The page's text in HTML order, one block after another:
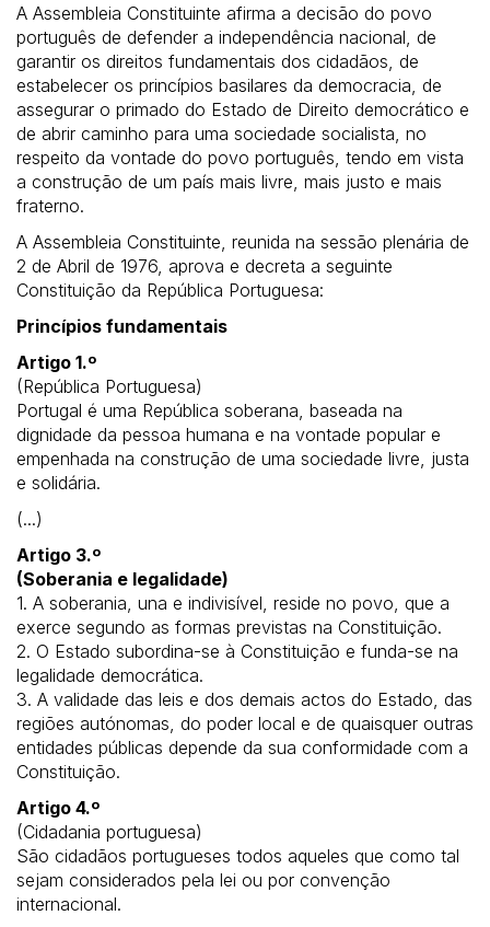
A Assembleia Constituinte afirma a decisão do povo
português de defender a independência nacional, de
garantir os direitos fundamentais dos cidadãos, de
estabelecer os princípios basilares da democracia, de
assegurar o primado do Estado de Direito democrático e
de abrir caminho para uma sociedade socialista, no
respeito da vontade do povo português, tendo em vista
a construção de um país mais livre, mais justo e mais
fraterno.
A Assembleia Constituinte, reunida na sessão plenária de
2 de Abril de 1976, aprova e decreta a seguinte
Constituição da República Portuguesa:
Princípios fundamentais
Artigo 1.º
(República Portuguesa)
Portugal é uma República soberana, baseada na
dignidade da pessoa humana e na vontade popular e
empenhada na construção de uma sociedade livre, justa
e solidária.
(...)
Artigo 3.º
(Soberania e legalidade)
1. A soberania, una e indivisível, reside no povo, que a
exerce segundo as formas previstas na Constituição.
2. O Estado subordina-se à Constituição e funda-se na
legalidade democrática.
3. A validade das leis e dos demais actos do Estado, das
regiões autónomas, do poder local e de quaisquer outras
entidades públicas depende da sua conformidade com a
Constituição.
Artigo 4.º
(Cidadania portuguesa)
São cidadãos portugueses todos aqueles que como tal
sejam considerados pela lei ou por convenção
internacional.